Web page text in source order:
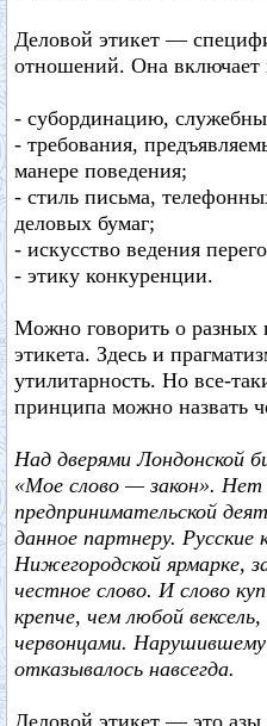
Деловой этикет —
отношений. Она включает
- субординацию,
- требования,
манере поведения;
- стиль письма,
деловых бумаг;
- искусство ведения
- этику конкуренции.
Можно говорить о разных
этикета. Здесь и
утилитарность. Но все-
принципа можно назвать
Над дверями Лондонской
«Мое слово — закон». Нет
предпринимательской
данное партнеру.
Нижегородской ярмарке,
честное слово. И слово
крепче, чем любой
червонцами. Нарушившему
отказывалось навсегда.
Деловой этикет — это азы